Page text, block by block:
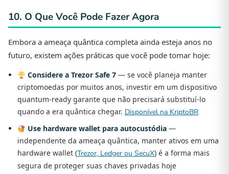
10. O Que Você Pode Fazer Agora
Embora a ameaça quântica completa ainda esteja anos no
futuro, existem ações práticas que você pode tomar hoje:
Considere a Trezor Safe 7— se você planeja manter
criptomoedas por muitos anos, investir em um dispositivo
quantum-ready garante que não precisará substituí-lo
quando a era quântica chegar. Disponível na KriptoBR
Use hardware wallet para autocustódia—
independente da ameaça quântica, manter ativos em uma
hardware wallet (Trezor, Ledger ou SecuX) é a forma mais
segura de proteger suas chaves privadas hoje